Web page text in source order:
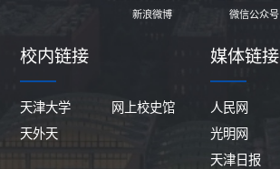
新浪微博 微信公众号
校内链接
天津大学
网上校史馆
天外天
媒体链接
人民网
光明网
天津日报